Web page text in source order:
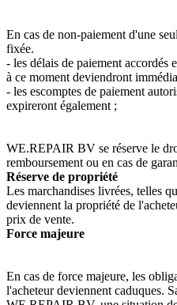
En cas de non-paiement d'une
fixée.
- les délais de paiement accordés
à ce moment deviendront
- les escomptes de paiement
expireront également ;
WE.REPAIR BV se réserve le
remboursement ou en cas de
Réserve de propriété
Les marchandises livrées, telles
deviennent la propriété de
prix de vente.
Force majeure
En cas de force majeure, les
l'acheteur deviennent caduques.